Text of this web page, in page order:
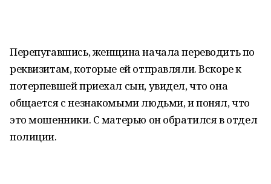
Перепугавшись, женщина начала переводить по
реквизитам, которые ей отправляли. Вскоре к
потерпевшей приехал сын, увидел, что она
общается с незнакомыми людьми, и понял, что
это мошенники. С матерью он обратился в отдел
полиции.